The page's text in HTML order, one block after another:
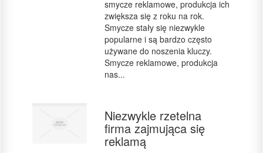
smycze reklamowe, produkcja ich
zwiększa się z roku na rok.
Smycze stały się niezwykle
popularne i są bardzo często
używane do noszenia kluczy.
Smycze reklamowe, produkcja
nas...
Niezwykle rzetelna
firma zajmująca się
reklamą